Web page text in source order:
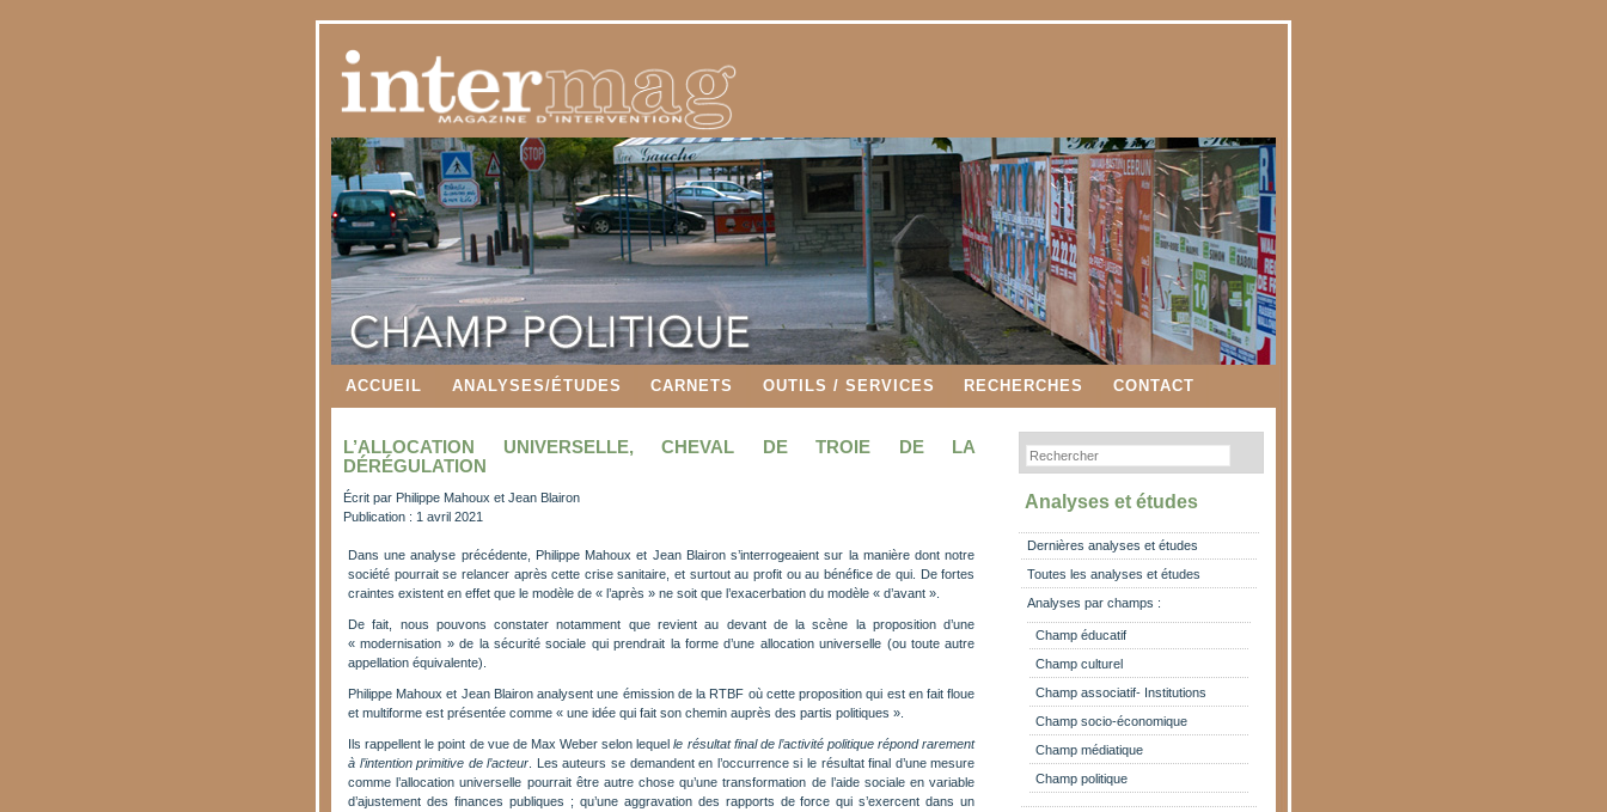
ACCUEIL ANALYSES/ÉTUDES CARNETS OUTILS / SERVICES RECHERCHES CONTACT
Analyses et études
Dernières analyses et études
Toutes les analyses et études
Analyses par champs :
Champ éducatif
Champ culturel
Champ associatif- Institutions
Champ socio-économique
Champ médiatique
Champ politique
L’ALLOCATION UNIVERSELLE, CHEVAL DE TROIE DE LA
DÉRÉGULATION
Écrit par Philippe Mahoux et Jean Blairon
Publication : 1 avril 2021
Dans une analyse précédente, Philippe Mahoux et Jean Blairon s’interrogeaient sur la manière dont notre
société pourrait se relancer après cette crise sanitaire, et surtout au profit ou au bénéfice de qui. De fortes
craintes existent en effet que le modèle de « l’après » ne soit que l’exacerbation du modèle « d’avant ».
De fait, nous pouvons constater notamment que revient au devant de la scène la proposition d’une
« modernisation » de la sécurité sociale qui prendrait la forme d’une allocation universelle (ou toute autre
appellation équivalente).
Philippe Mahoux et Jean Blairon analysent une émission de la RTBF où cette proposition qui est en fait floue
et multiforme est présentée comme « une idée qui fait son chemin auprès des partis politiques ».
Ils rappellent le point de vue de Max Weber selon lequelle résultat final de l’activité politique répond rarement
à l’intention primitive de l’acteur . Les auteurs se demandent en l’occurrence si le résultat final d’une mesure
comme l’allocation universelle pourrait être autre chose qu’une transformation de l’aide sociale en variable
d’ajustement des finances publiques ; qu’une aggravation des rapports de force qui s’exercent dans un